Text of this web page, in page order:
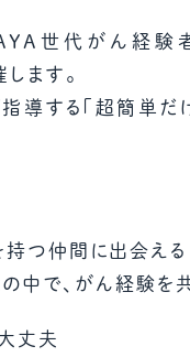
世代がん経験
ます。
導する「超簡単だ
持つ仲間に出会える
中で、がん経験を
丈夫